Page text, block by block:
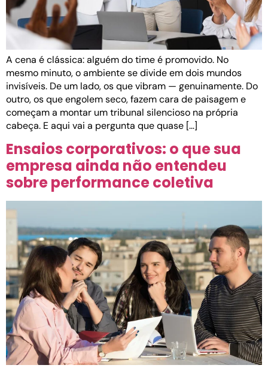
A cena é clássica: alguém do time é promovido. No
mesmo minuto, o ambiente se divide em dois mundos
invisíveis. De um lado, os que vibram — genuinamente. Do
outro, os que engolem seco, fazem cara de paisagem e
começam a montar um tribunal silencioso na própria
cabeça. E aqui vai a pergunta que quase […]
Ensaios corporativos: o que sua
empresa ainda não entendeu
sobre performance coletiva